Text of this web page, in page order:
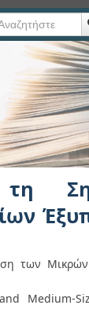
των
Medium-